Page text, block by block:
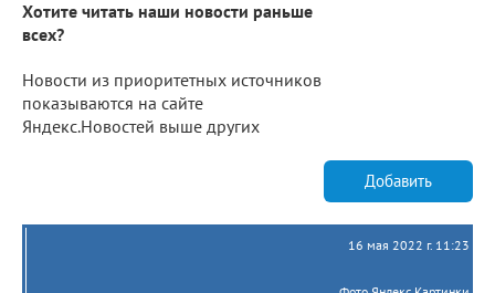
Хотите читать наши новости раньше
всех?
Новости из приоритетных источников
показываются на сайте
Яндекс.Новостей выше других
Добавить
16 мая 2022 г. 11:23